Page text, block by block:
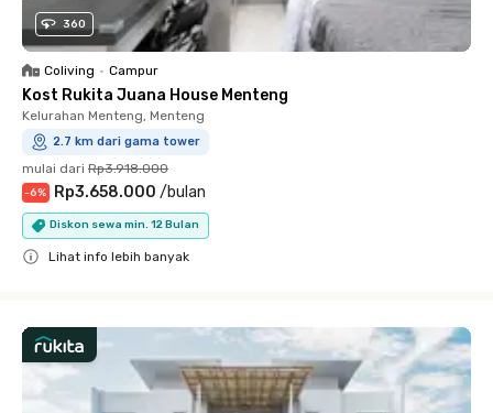
360
Coliving • Campur
Kost Rukita Juana House Menteng
Kelurahan Menteng, Menteng
2.7 km dari gama tower
mulai dari Rp3.918.000
-6% Rp3.658.000 /bulan
Diskon sewa min. 12 Bulan
Lihat info lebih banyak